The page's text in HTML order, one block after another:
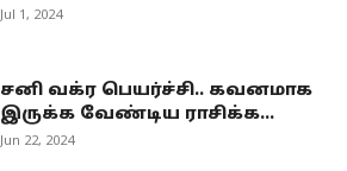
Jul 1, 2024
சனி வக்ர பெயர்ச்சி.. கவனமாக
இருக்க வேண்டிய ராசிக்க...
Jun 22, 2024